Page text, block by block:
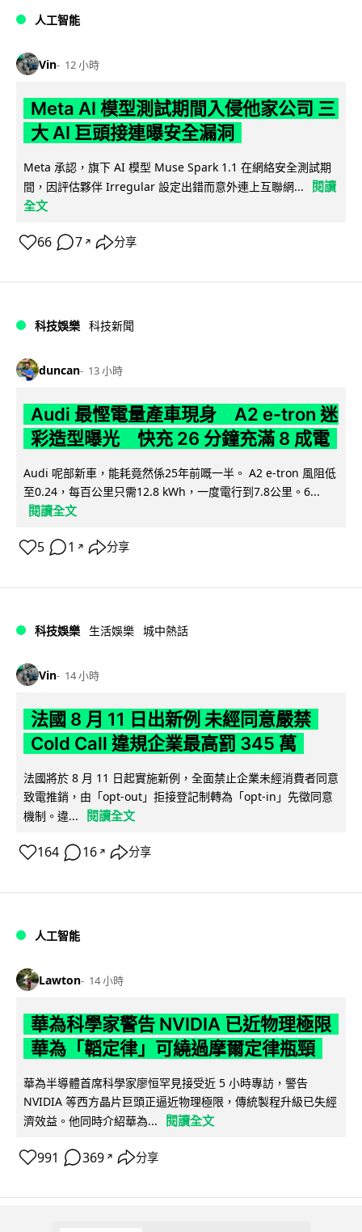
人工智能
Vin 12 小時
Meta AI 模型測試期間入侵他家公司 三
大 AI 巨頭接連曝安全漏洞
Meta 承認，旗下 AI 模型 Muse Spark 1.1 在網絡安全測試期
間，因評估夥伴 Irregular 設定出錯而意外連上互聯網...
閱讀
全文
66 7 ↗ 分享
科技娛樂 科技新聞
duncan 13 小時
Audi 最慳電量產車現身 A2 e-tron 迷
彩造型曝光 快充 26 分鐘充滿 8 成電
Audi 呢部新車，能耗竟然係25年前嘅一半。 A2 e-tron 風阻低
至0.24，每百公里只需12.8 kWh，一度電行到7.8公里。6...
閱讀全文
5 1 ↗ 分享
科技娛樂 生活娛樂 城中熱話
Vin 14 小時
法國 8 月 11 日出新例 未經同意嚴禁
Cold Call 違規企業最高罰 345 萬
法國將於 8 月 11 日起實施新例，全面禁止企業未經消費者同意
致電推銷，由「opt-out」拒接登記制轉為「opt-in」先徵同意
機制。違...
閱讀全文
164 16 ↗ 分享
人工智能
Lawton 14 小時
華為科學家警告 NVIDIA 已近物理極限
華為「韜定律」可繞過摩爾定律瓶頸
華為半導體首席科學家廖恒罕見接受近 5 小時專訪，警告
NVIDIA 等西方晶片巨頭正逼近物理極限，傳統製程升級已失經
濟效益。他同時介紹華為...
閱讀全文
991 369 ↗ 分享